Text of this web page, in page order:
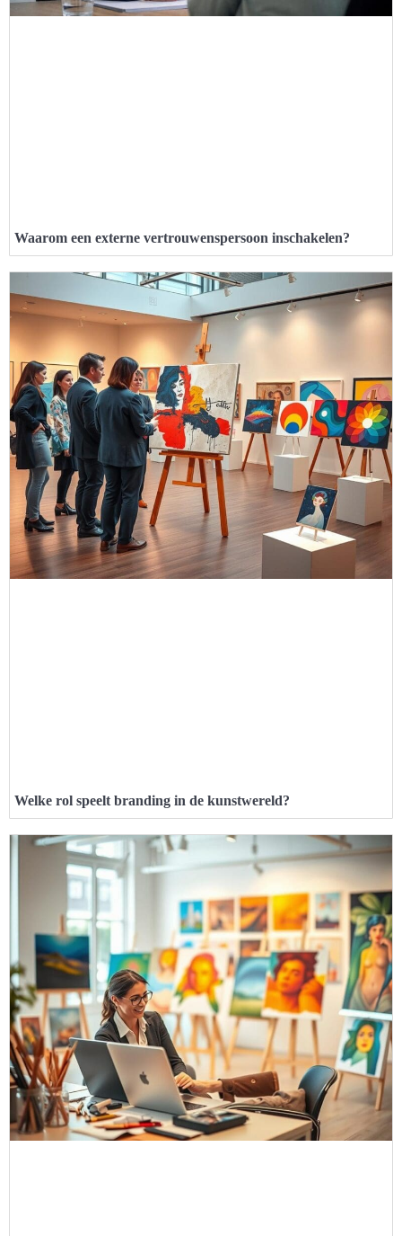
Waarom een externe vertrouwenspersoon inschakelen?
Welke rol speelt branding in de kunstwereld?